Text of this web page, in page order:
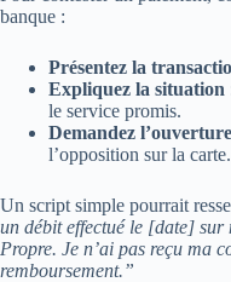
banque :
Présentez la
Expliquez la situation
le service promis.
Demandez
l’opposition sur la carte.
Un script simple pourrait
un débit effectué le [date]
Propre. Je n’ai pas reçu ma
remboursement.”